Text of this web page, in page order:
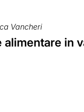
Vancheri
alimentare in